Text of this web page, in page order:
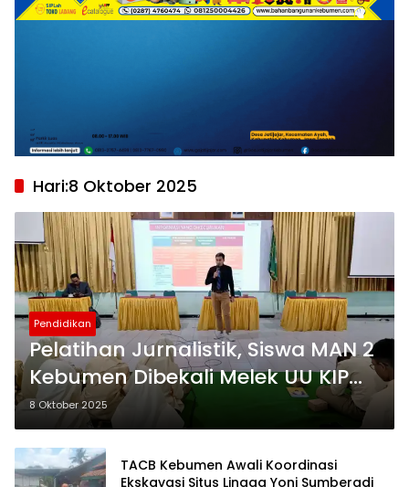
Hari:8 Oktober 2025
Pendidikan
Pelatihan Jurnalistik, Siswa MAN 2
Kebumen Dibekali Melek UU KIP
dan Lawan Hoaks
8 Oktober 2025
TACB Kebumen Awali Koordinasi
Ekskavasi Situs Lingga Yoni Sumberadi